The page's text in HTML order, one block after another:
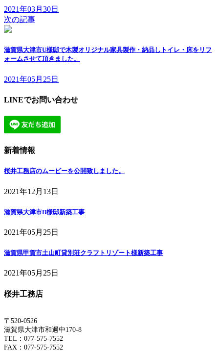
2021年03月30日
次の記事
滋賀県大津市U様邸で木製オリジナル家具製作・納品しトイレ・床をリフ
ォームさせて頂きました。
2021年05月25日
LINEでお問い合わせ
新着情報
桜井工務店のムービーを公開致しました。
2021年12月13日
滋賀県大津市D様邸新築工事
2021年05月25日
滋賀県甲賀市土山町貸別荘クラフトリゾート様新築工事
2021年05月25日
桜井工務店
〒520-0526
滋賀県大津市和邇中170-8
TEL：077-575-7552
FAX：077-575-7552